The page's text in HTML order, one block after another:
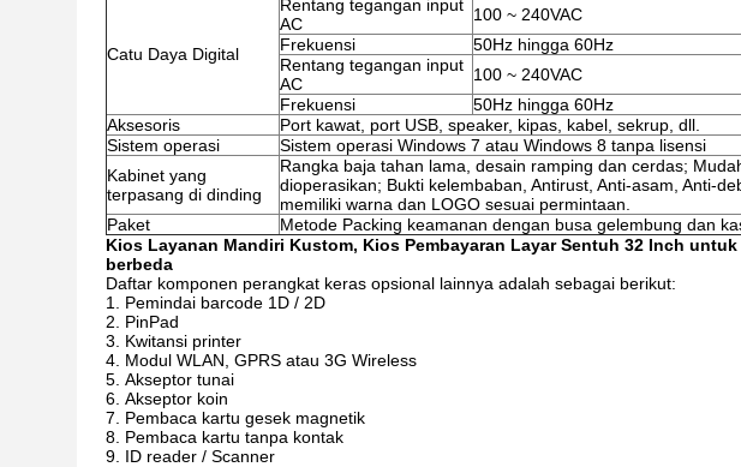
Catu Daya Digital
Rentang tegangan input
AC
100 ~ 240VAC
Frekuensi
50Hz hingga 60Hz
Rentang tegangan input
AC
100 ~ 240VAC
Frekuensi
50Hz hingga 60Hz
Aksesoris
Port kawat, port USB, speaker, kipas, kabel, sekrup, dll.
Sistem operasi
Sistem operasi Windows 7 atau Windows 8 tanpa lisensi
Kabinet yang
terpasang di dinding
Rangka baja tahan lama, desain ramping dan cerdas;
dioperasikan; Bukti kelembaban, Antirust, Anti-asam, Anti-
memiliki warna dan LOGO sesuai permintaan.
Paket
Metode Packing keamanan dengan busa gelembung dan
Kios Layanan Mandiri Kustom, Kios Pembayaran Layar Sentuh 32 Inch
berbeda
Daftar komponen perangkat keras opsional lainnya adalah sebagai berikut:
Pemindai barcode 1D / 2D
PinPad
Kwitansi printer
Modul WLAN, GPRS atau 3G Wireless
Akseptor tunai
Akseptor koin
Pembaca kartu gesek magnetik
Pembaca kartu tanpa kontak
ID reader / Scanner